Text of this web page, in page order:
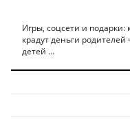
Игры, соцсети и
крадут деньги
детей ...